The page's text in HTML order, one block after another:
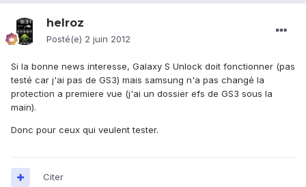
helroz
Posté(e) 2 juin 2012
Si la bonne news interesse, Galaxy S Unlock doit fonctionner (pas
testé car j'ai pas de GS3) mais samsung n'a pas changé la
protection a premiere vue (j'ai un dossier efs de GS3 sous la
main).
Donc pour ceux qui veulent tester.
Citer